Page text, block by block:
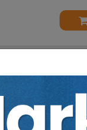
Hukuku Enstitüsü